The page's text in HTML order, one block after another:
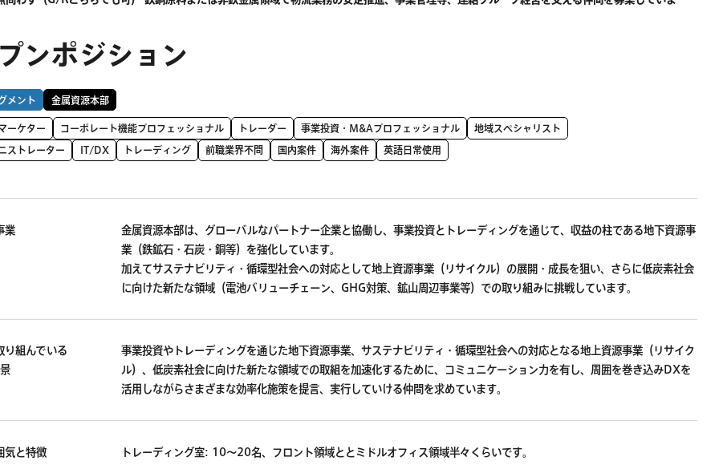
ンポジション
メント 金属資源本部
ーケター コーポレート機能プロフェッショナル トレーダー 事業投資・M&Aプロフェッショナル 地域スペシャリスト
ストレーター IT/DX トレーディング 前職業界不問 国内案件 海外案件 英語日常使用
業
金属資源本部は、グローバルなパートナー企業と協働し、事業投資とトレーディングを通じて、収益の柱である地下資源事
業（鉄鉱石・石炭・銅等）を強化しています。
加えてサステナビリティ・循環型社会への対応として地上資源事業（リサイクル）の展開・成長を狙い、さらに低炭素社会
に向けた新たな領域（電池バリューチェーン、GHG対策、鉱山周辺事業等）での取り組みに挑戦しています。
り組んでいる
事業投資やトレーディングを通じた地下資源事業、サステナビリティ・循環型社会への対応となる地上資源事業（リサイク
ル）、低炭素社会に向けた新たな領域での取組を加速化するために、コミュニケーション力を有し、周囲を巻き込みDXを
活用しながらさまざまな効率化施策を提言、実行していける仲間を求めています。
気と特徴
トレーディング室: 10～20名、フロント領域ととミドルオフィス領域半々くらいです。